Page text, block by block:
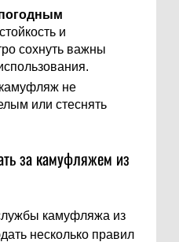
и
сохнуть важны
камуфляж не
или стеснять
за камуфляжем из
камуфляжа из
несколько правил